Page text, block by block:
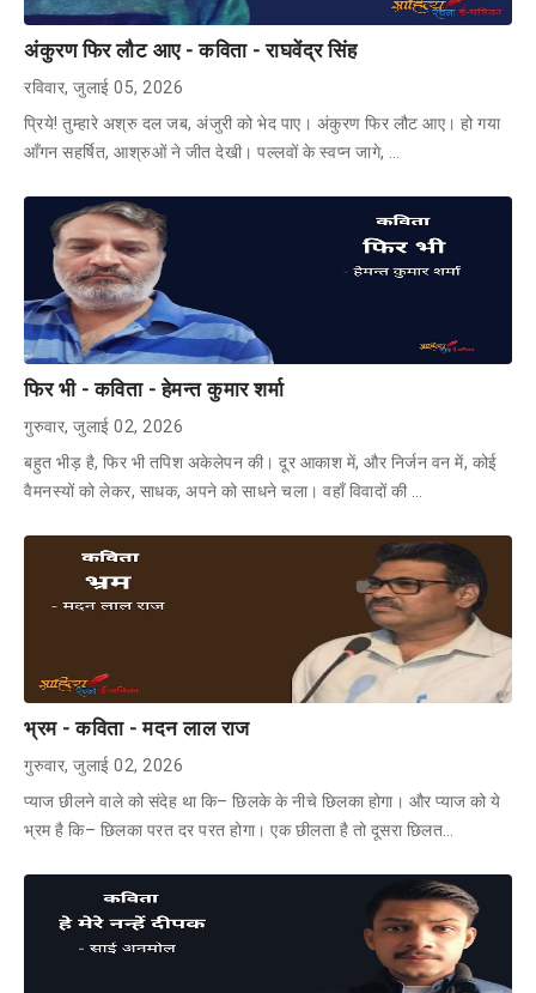
अंकुरण फिर लौट आए - कविता - राघवेंद्र सिंह
रविवार, जुलाई 05, 2026
प्रिये! तुम्हारे अश्रु दल जब, अंजुरी को भेद पाए। अंकुरण फिर लौट आए। हो गया
आँगन सहर्षित, आश्रुओं ने जीत देखी। पल्लवों के स्वप्न जागे, …
फिर भी - कविता - हेमन्त कुमार शर्मा
गुरुवार, जुलाई 02, 2026
बहुत भीड़ है, फिर भी तपिश अकेलेपन की। दूर आकाश में, और निर्जन वन में, कोई
वैमनस्यों को लेकर, साधक, अपने को साधने चला। वहाँ विवादों की …
भ्रम - कविता - मदन लाल राज
गुरुवार, जुलाई 02, 2026
प्याज छीलने वाले को संदेह था कि– छिलके के नीचे छिलका होगा। और प्याज को ये
भ्रम है कि– छिलका परत दर परत होगा। एक छीलता है तो दूसरा छिलत…